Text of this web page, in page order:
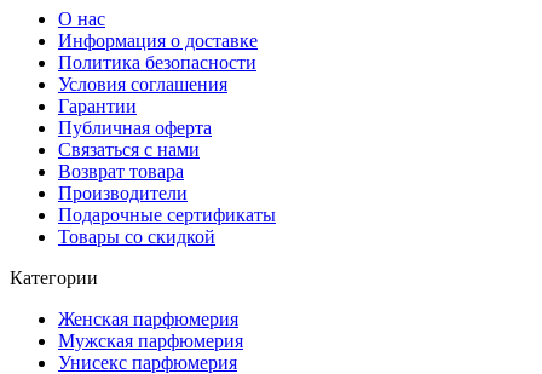
О нас
Информация о доставке
Политика безопасности
Условия соглашения
Гарантии
Публичная оферта
Связаться с нами
Возврат товара
Производители
Подарочные сертификаты
Товары со скидкой
Категории
Женская парфюмерия
Мужская парфюмерия
Унисекс парфюмерия